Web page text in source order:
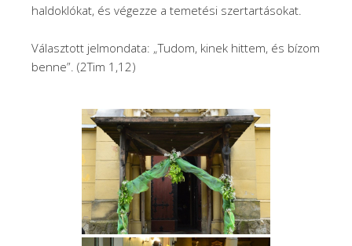
haldoklókat, és végezze a temetési szertartásokat.
Választott jelmondata: „Tudom, kinek hittem, és bízom
benne”. (2Tim 1,12)